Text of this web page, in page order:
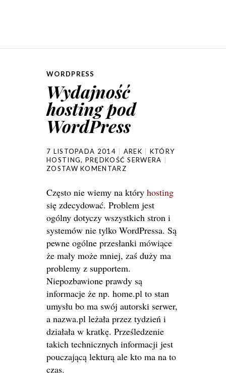
WORDPRESS
Wydajność
hosting pod
WordPress
7 LISTOPADA 2014 AREK
KTÓRY
HOSTING, PRĘDKOŚĆ SERWERA
ZOSTAW KOMENTARZ
Często nie wiemy na który hosting
się zdecydować. Problem jest
ogólny dotyczy wszystkich stron i
systemów nie tylko WordPressa. Są
pewne ogólne przesłanki mówiące
że mały może mniej, zaś duży ma
problemy z supportem.
Niepozbawione prawdy są
informacje że np. home.pl to stan
umysłu bo ma swój autorski serwer,
a nazwa.pl leżała przez tydzień i
działała w kratkę. Prześledzenie
takich technicznych informacji jest
pouczającą lekturą ale kto ma na to
czas.